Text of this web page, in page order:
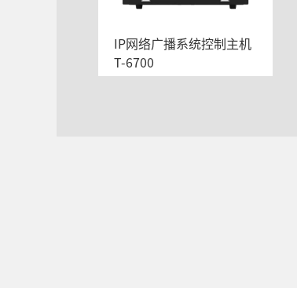
IP网络广播系统控制主机
T-6700